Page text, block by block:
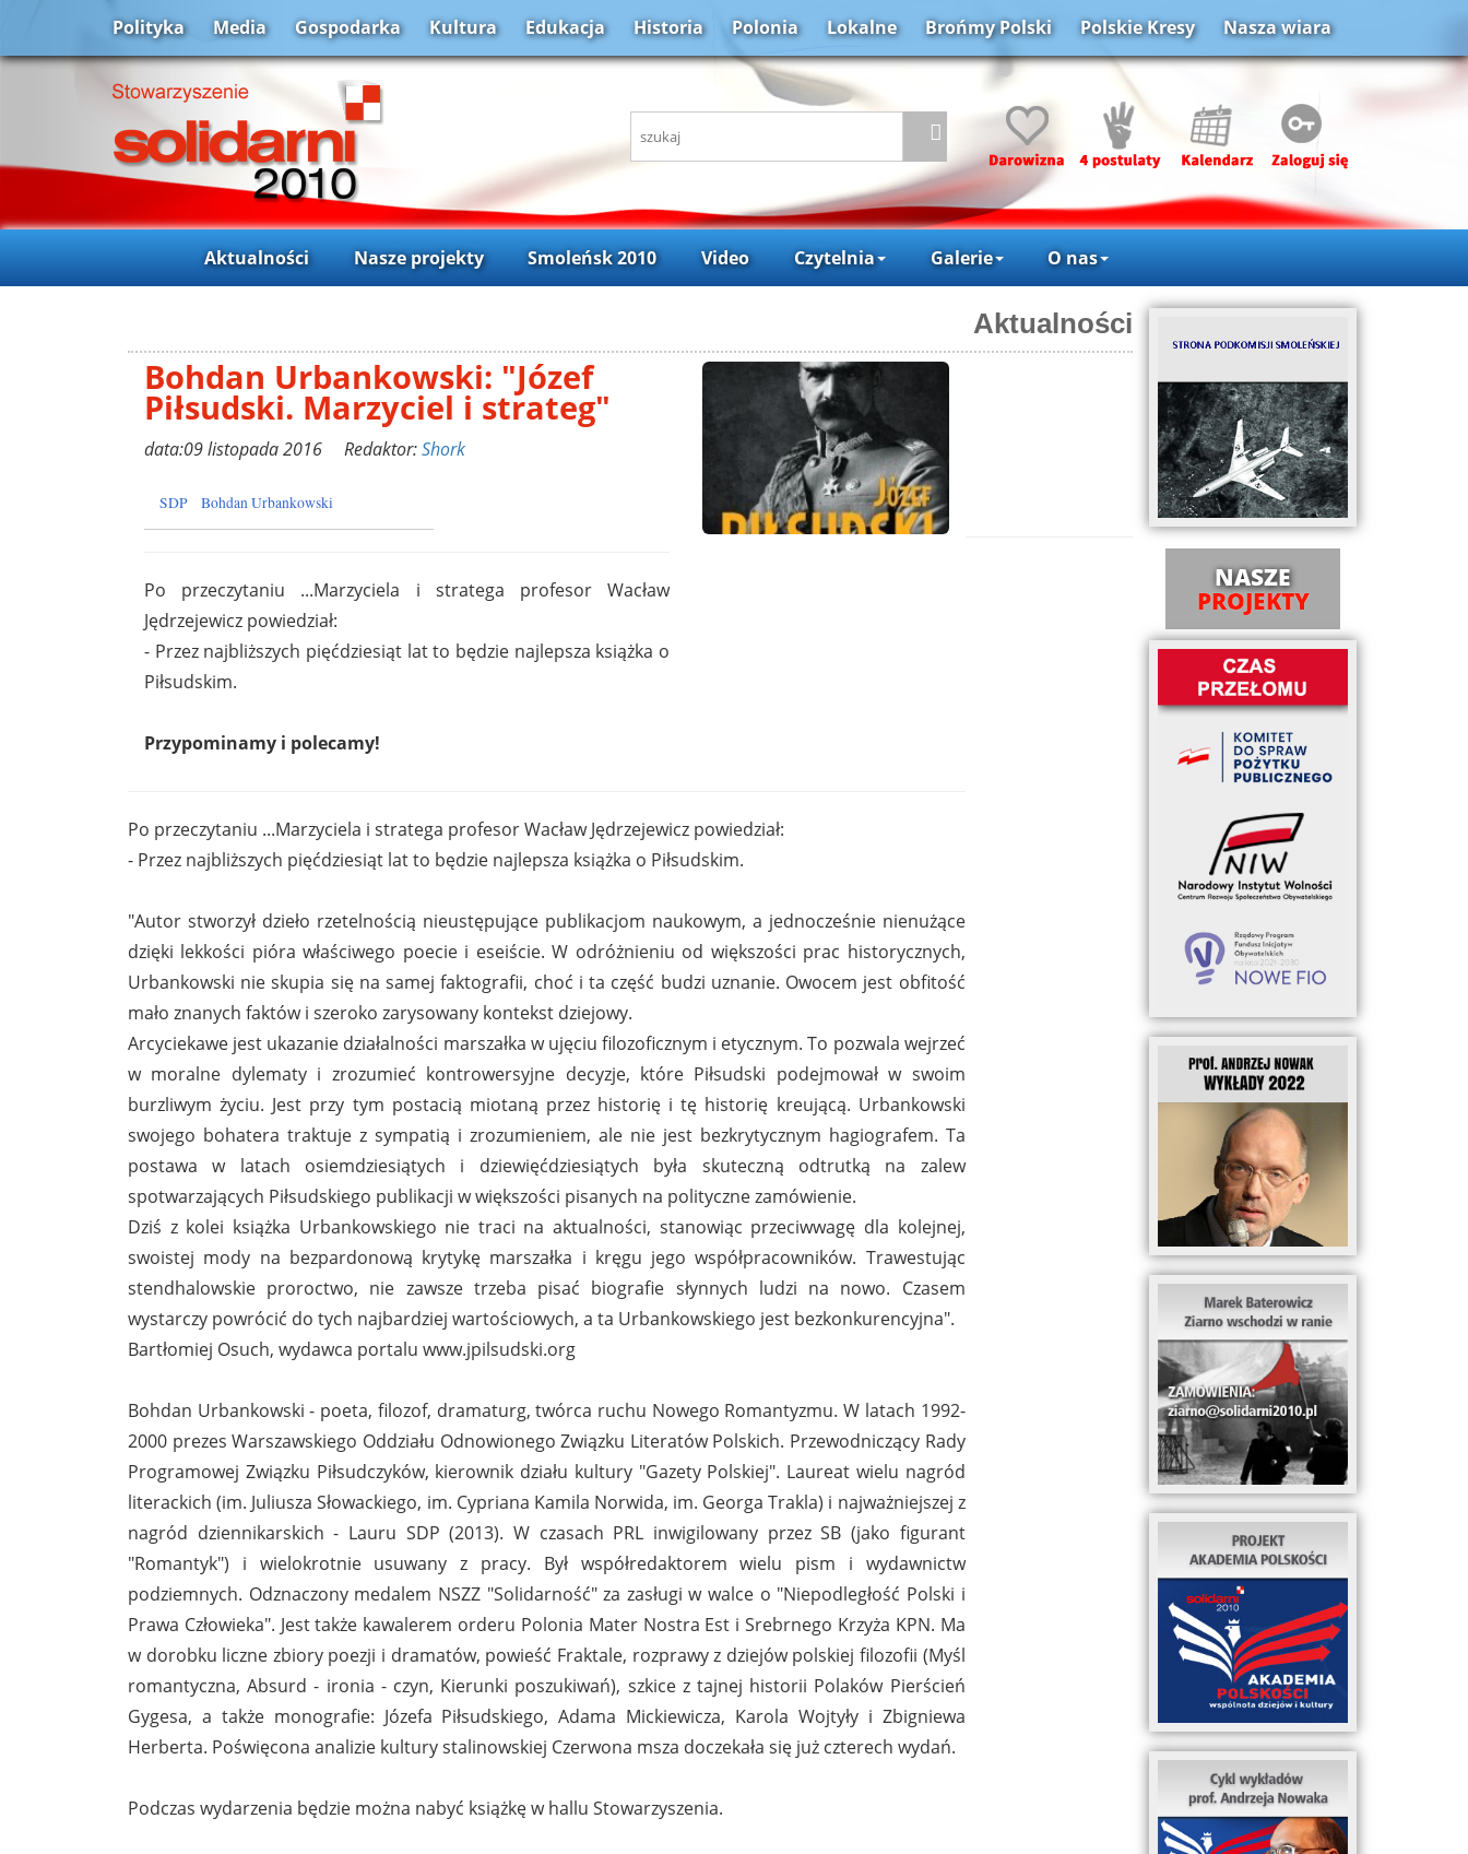
Polityka Media Gospodarka Kultura Edukacja Historia Polonia Lokalne Brońmy Polski Polskie Kresy Nasza wiara
Aktualności Nasze projekty Smoleńsk 2010 Video Czytelnia Galerie O nas
Aktualności
Bohdan Urbankowski: "Józef
Piłsudski. Marzyciel i strateg"
data:09 listopada 2016 Redaktor:Shork
SDP Bohdan Urbankowski
Po przeczytaniu ...Marzyciela i stratega profesor Wacław
Jędrzejewicz powiedział:
- Przez najbliższych pięćdziesiąt lat to będzie najlepsza książka o
Piłsudskim.
Przypominamy i polecamy!
Po przeczytaniu ...Marzyciela i stratega profesor Wacław Jędrzejewicz powiedział:
- Przez najbliższych pięćdziesiąt lat to będzie najlepsza książka o Piłsudskim.
"Autor stworzył dzieło rzetelnością nieustępujące publikacjom naukowym, a jednocześnie nienużące
dzięki lekkości pióra właściwego poecie i eseiście. W odróżnieniu od większości prac historycznych,
Urbankowski nie skupia się na samej faktografii, choć i ta część budzi uznanie. Owocem jest obfitość
mało znanych faktów i szeroko zarysowany kontekst dziejowy.
Arcyciekawe jest ukazanie działalności marszałka w ujęciu filozoficznym i etycznym. To pozwala wejrzeć
w moralne dylematy i zrozumieć kontrowersyjne decyzje, które Piłsudski podejmował w swoim
burzliwym życiu. Jest przy tym postacią miotaną przez historię i tę historię kreującą. Urbankowski
swojego bohatera traktuje z sympatią i zrozumieniem, ale nie jest bezkrytycznym hagiografem. Ta
postawa w latach osiemdziesiątych i dziewięćdziesiątych była skuteczną odtrutką na zalew
spotwarzających Piłsudskiego publikacji w większości pisanych na polityczne zamówienie.
Dziś z kolei książka Urbankowskiego nie traci na aktualności, stanowiąc przeciwwagę dla kolejnej,
swoistej mody na bezpardonową krytykę marszałka i kręgu jego współpracowników. Trawestując
stendhalowskie proroctwo, nie zawsze trzeba pisać biografie słynnych ludzi na nowo. Czasem
wystarczy powrócić do tych najbardziej wartościowych, a ta Urbankowskiego jest bezkonkurencyjna".
Bartłomiej Osuch, wydawca portalu www.jpilsudski.org
Bohdan Urbankowski - poeta, filozof, dramaturg, twórca ruchu Nowego Romantyzmu. W latach 1992-
2000 prezes Warszawskiego Oddziału Odnowionego Związku Literatów Polskich. Przewodniczący Rady
Programowej Związku Piłsudczyków, kierownik działu kultury "Gazety Polskiej". Laureat wielu nagród
literackich (im. Juliusza Słowackiego, im. Cypriana Kamila Norwida, im. Georga Trakla) i najważniejszej z
nagród dziennikarskich - Lauru SDP (2013). W czasach PRL inwigilowany przez SB (jako figurant
"Romantyk") i wielokrotnie usuwany z pracy. Był współredaktorem wielu pism i wydawnictw
podziemnych. Odznaczony medalem NSZZ "Solidarność" za zasługi w walce o "Niepodległość Polski i
Prawa Człowieka". Jest także kawalerem orderu Polonia Mater Nostra Est i Srebrnego Krzyża KPN. Ma
w dorobku liczne zbiory poezji i dramatów, powieść Fraktale, rozprawy z dziejów polskiej filozofii (Myśl
romantyczna, Absurd - ironia - czyn, Kierunki poszukiwań), szkice z tajnej historii Polaków Pierścień
Gygesa, a także monografie: Józefa Piłsudskiego, Adama Mickiewicza, Karola Wojtyły i Zbigniewa
Herberta. Poświęcona analizie kultury stalinowskiej Czerwona msza doczekała się już czterech wydań.
Podczas wydarzenia będzie można nabyć książkę w hallu Stowarzyszenia.
NASZE
PROJEKTY